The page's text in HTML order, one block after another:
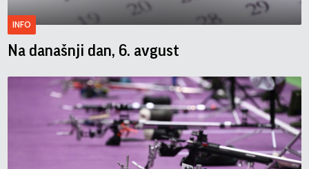
INFO
Na današnji dan, 6. avgust